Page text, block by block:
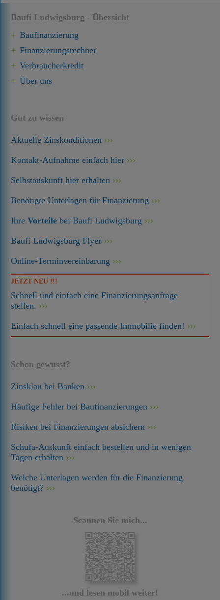
Baufi Ludwigsburg - Übersicht
Baufinanzierung
Finanzierungsrechner
Verbraucherkredit
Über uns
Gut zu wissen
Aktuelle Zinskonditionen
Kontakt-Aufnahme einfach hier
Selbstauskunft hier erhalten
Benötigte Unterlagen für Finanzierung
IhreVorteile bei Baufi Ludwigsburg
Baufi Ludwigsburg Flyer
Online-Terminvereinbarung
JETZT NEU !!!
Schnell und einfach eine Finanzierungsanfrage
stellen.
Einfach schnell eine passende Immobilie finden!
Schon gewusst?
Zinsklau bei Banken
Häufige Fehler bei Baufinanzierungen
Risiken bei Finanzierungen absichern
Schufa-Auskunft einfach bestellen und in wenigen
Tagen erhalten
Welche Unterlagen werden für die Finanzierung
benötigt?
Scannen Sie mich...
...und lesen mobil weiter!